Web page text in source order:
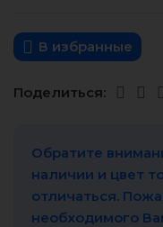
В избранные
Поделиться:
Обратите
наличии и цвет
отличаться.
необходимого